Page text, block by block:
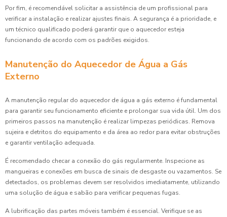
Por fim, é recomendável solicitar a assistência de um profissional para
verificar a instalação e realizar ajustes finais. A segurança é a prioridade, e
um técnico qualificado poderá garantir que o aquecedor esteja
funcionando de acordo com os padrões exigidos.
Manutenção do Aquecedor de Água a Gás
Externo
A manutenção regular do aquecedor de água a gás externo é fundamental
para garantir seu funcionamento eficiente e prolongar sua vida útil. Um dos
primeiros passos na manutenção é realizar limpezas periódicas. Remova
sujeira e detritos do equipamento e da área ao redor para evitar obstruções
e garantir ventilação adequada.
É recomendado checar a conexão do gás regularmente. Inspecione as
mangueiras e conexões em busca de sinais de desgaste ou vazamentos. Se
detectados, os problemas devem ser resolvidos imediatamente, utilizando
uma solução de água e sabão para verificar pequenas fugas.
A lubrificação das partes móveis também é essencial. Verifique se as